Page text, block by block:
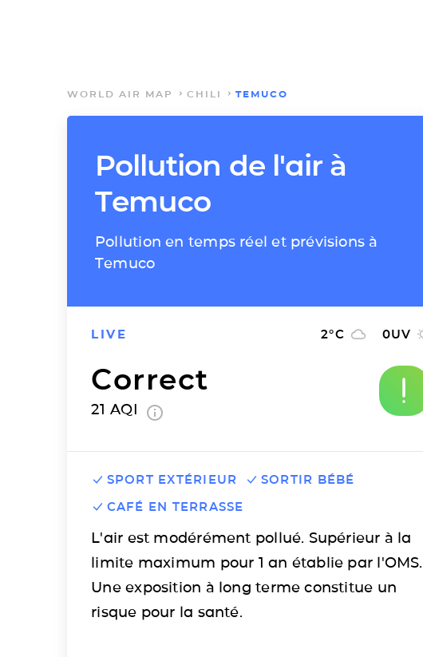
WORLD AIR MAP CHILI TEMUCO
Pollution de l'air à
Temuco
Pollution en temps réel et prévisions à
Temuco
LIVE 2°C 0UV
Correct
21 AQI
SPORT EXTÉRIEUR
SORTIR BÉBÉ
CAFÉ EN TERRASSE
L'air est modérément pollué. Supérieur à la
limite maximum pour 1 an établie par l'OMS.
Une exposition à long terme constitue un
risque pour la santé.